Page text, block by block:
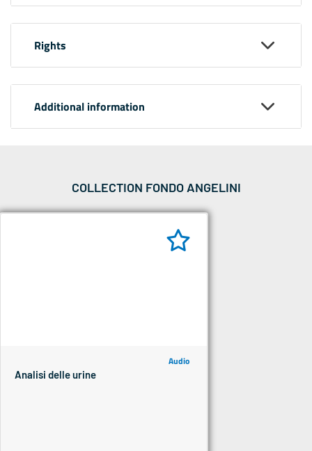
Rights
Additional information
COLLECTION FONDO ANGELINI
Audio
Analisi delle urine